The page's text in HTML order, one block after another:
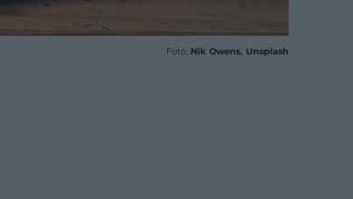
Fotó: Nik Owens, Unsplash